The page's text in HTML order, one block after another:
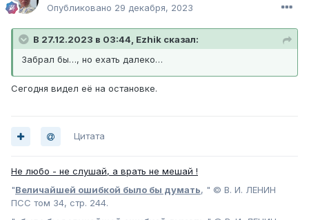
Опубликовано 29 декабря, 2023
В 27.12.2023 в 03:44, Ezhik сказал:
Забрал бы…, но ехать далеко…
Сегодня видел её на остановке.
Цитата
Не любо - не слушай, а врать не мешай !
"Величайшей ошибкой было бы думать, " © В. И. ЛЕНИН
ПСС том 34, стр. 244.